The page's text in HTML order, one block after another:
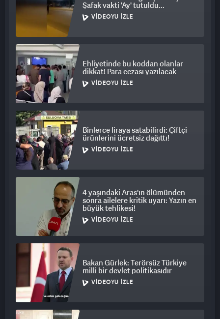
Şafak vakti 'Ay' tutuldu...
VIDEOYU İZLE
Ehliyetinde bu koddan olanlar
dikkat! Para cezası yazılacak
VIDEOYU İZLE
Binlerce liraya satabilirdi: Çiftçi
ürünlerini ücretsiz dağıttı!
VIDEOYU İZLE
4 yaşındaki Aras'ın ölümünden
sonra ailelere kritik uyarı: Yazın en
büyük tehlikesi!
VIDEOYU İZLE
Bakan Gürlek: Terörsüz Türkiye
milli bir devlet politikasıdır
VIDEOYU İZLE